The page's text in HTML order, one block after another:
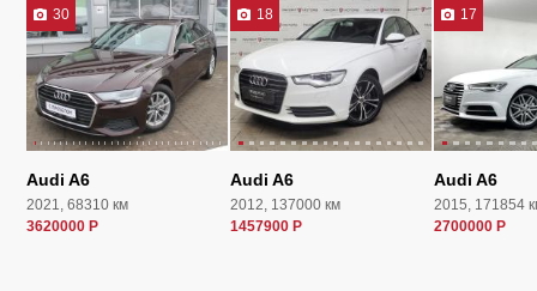
30
Audi A6
2021, 68310 км
3620000 Р
18
Audi A6
2012, 137000 км
1457900 Р
17
Audi A6
2015, 171854
2700000 Р